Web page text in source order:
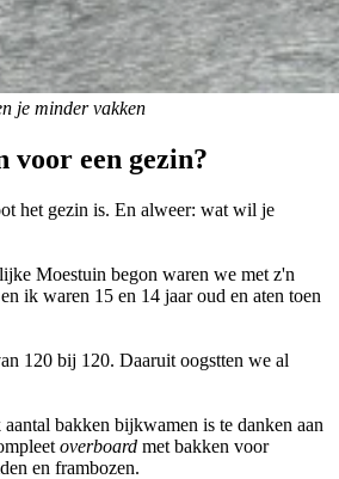
je minder vakken
voor een gezin?
het gezin is. En alweer: wat wil je
Moestuin begon waren we met z'n
ik waren 15 en 14 jaar oud en aten toen
120 bij 120. Daaruit oogstten we al
bakken bijkwamen is te danken aan
overboard met bakken voor
en frambozen.